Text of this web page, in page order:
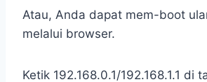
Atau, Anda dapat mem-boot
melalui browser.
Ketik 192.168.0.1/192.168.1.1 di